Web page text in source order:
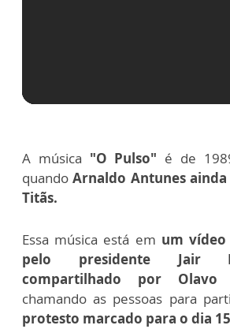
A música "O Pulso" é de
quandoArnaldo Antunes
Titãs.
Essa música está em um
pelo presidente Jair
compartilhado por Olavo
chamando as pessoas para
protesto marcado para o dia